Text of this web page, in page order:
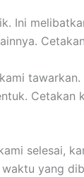
Ini
selesai,
yang